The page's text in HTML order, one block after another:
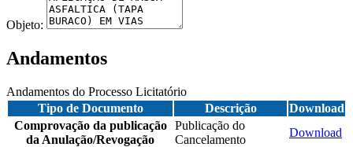
Objeto:
Andamentos
Andamentos do Processo Licitatório
Tipo de Documento
Descrição
Download
Comprovação da publicação
da Anulação/Revogação
Publicação do
Cancelamento
Download